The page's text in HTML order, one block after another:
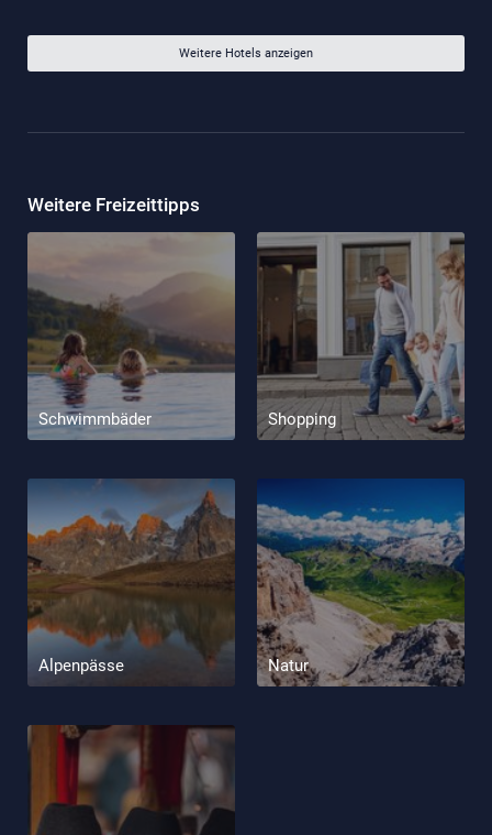
Weitere Hotels anzeigen
Weitere Freizeittipps
Schwimmbäder Shopping
Alpenpässe Natur